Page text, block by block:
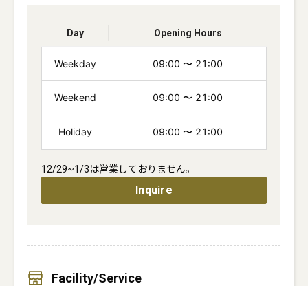
Day Opening Hours
Weekday 09:00 〜 21:00
Weekend 09:00 〜 21:00
Holiday 09:00 〜 21:00
12/29~1/3は営業しておりません。
Inquire
Facility/Service